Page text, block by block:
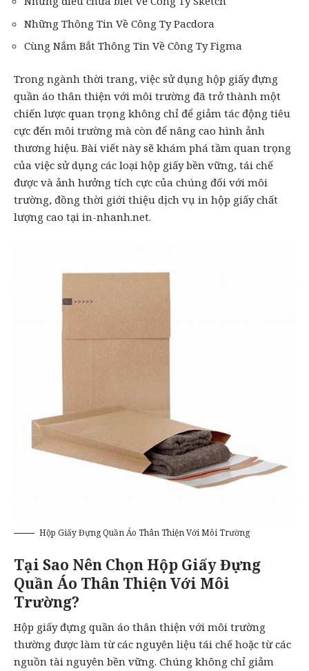
Những Thông Tin Về Công Ty Pacdora
Cùng Nắm Bắt Thông Tin Về Công Ty Figma
Trong ngành thời trang, việc sử dụng hộp giấy đựng
quần áo thân thiện với môi trường đã trở thành một
chiến lược quan trọng không chỉ để giảm tác động tiêu
cực đến môi trường mà còn để nâng cao hình ảnh
thương hiệu. Bài viết này sẽ khám phá tầm quan trọng
của việc sử dụng các loại hộp giấy bền vững, tái chế
được và ảnh hưởng tích cực của chúng đối với môi
trường, đồng thời giới thiệu dịch vụ in hộp giấy chất
lượng cao tại in-nhanh.net.
Hộp Giấy Đựng Quần Áo Thân Thiện Với Môi Trường
Tại Sao Nên Chọn Hộp Giấy Đựng
Quần Áo Thân Thiện Với Môi
Trường?
Hộp giấy đựng quần áo thân thiện với môi trường
thường được làm từ các nguyên liệu tái chế hoặc từ các
nguồn tài nguyên bền vững. Chúng không chỉ giảm